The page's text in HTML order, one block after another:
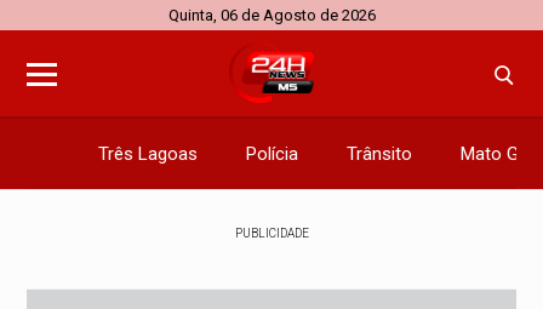
Quinta, 06 de Agosto de 2026
Três Lagoas Polícia Trânsito Mato
PUBLICIDADE